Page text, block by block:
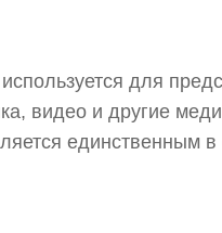
для
видео и другие
единственным